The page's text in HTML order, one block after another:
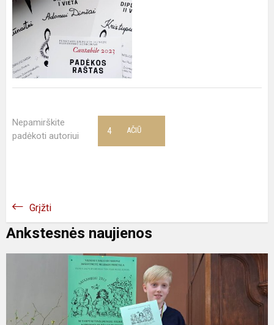
Nepamirškite
padėkoti autoriui
AČIŪ
4
Grįžti
Ankstesnės naujienos